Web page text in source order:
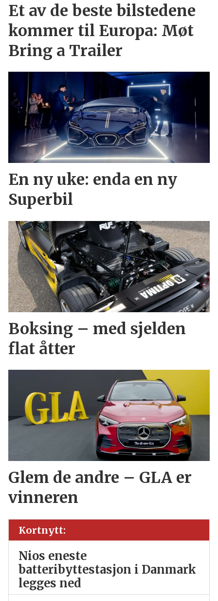
Et av de beste bilstedene
kommer til Europa: Møt
Bring a Trailer
En ny uke: enda en ny
Superbil
Boksing – med sjelden
flat åtter
Glem de andre – GLA er
vinneren
Kortnytt:
Nios eneste
batteribyttestasjon i Danmark
legges ned